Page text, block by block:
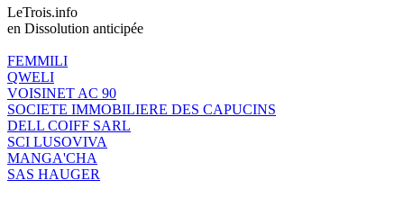
LeTrois.info
en Dissolution anticipée
FEMMILI
QWELI
VOISINET AC 90
SOCIETE IMMOBILIERE DES CAPUCINS
DELL COIFF SARL
SCI LUSOVIVA
MANGA'CHA
SAS HAUGER